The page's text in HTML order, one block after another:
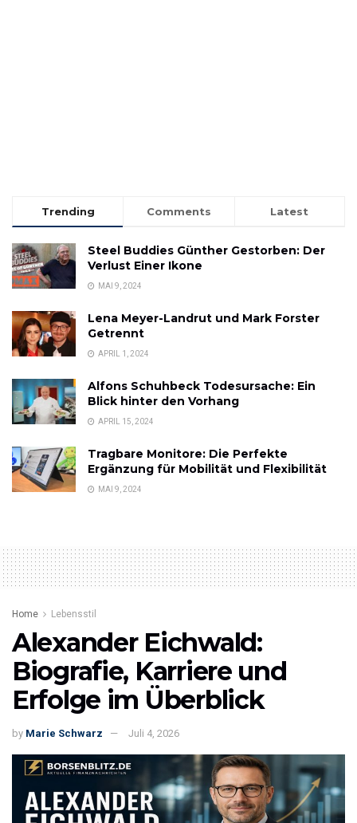
Trending Comments Latest
Steel Buddies Günther Gestorben: Der
Verlust Einer Ikone
MAI 9, 2024
Lena Meyer-Landrut und Mark Forster
Getrennt
APRIL 1, 2024
Alfons Schuhbeck Todesursache: Ein
Blick hinter den Vorhang
APRIL 15, 2024
Tragbare Monitore: Die Perfekte
Ergänzung für Mobilität und Flexibilität
MAI 9, 2024
Home Lebensstil
Alexander Eichwald:
Biografie, Karriere und
Erfolge im Überblick
by Marie Schwarz Juli 4, 2026